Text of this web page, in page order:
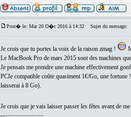
Post� le: Mar 20 D�c 2016 à 14:32 Sujet du message:
Je crois que tu portes la voix de la raison zmag !
Le MacBook Pro de mars 2015 sont des machines
Je pensais me prendre une machine effectivement
PCIe compatible coûte quasiment 1€/Go, une
laisserai à 8 Go).
Je crois que je vais laisser passer les fêtes avant de